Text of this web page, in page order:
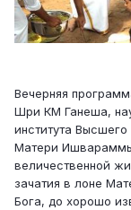
Вечерняя
Шри КМ Ганеша,
института
Матери
величественной
зачатия в лоне
Бога, до хорошо